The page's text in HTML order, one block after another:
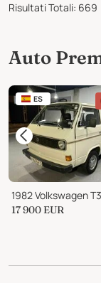
Risultati Totali: 669
Auto
ES
1982 Volkswagen
17 900 EUR